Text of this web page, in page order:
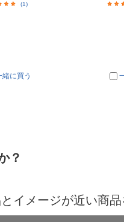
(1)
緒に買う
？
イメージが近い商